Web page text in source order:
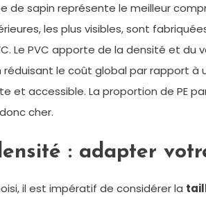
de sapin représente le meilleur
les plus visibles, sont
Le PVC apporte de la densité et
le coût global par rapport à
et accessible. La proportion de PE
cher.
: adapter
il est impératif de considérer la